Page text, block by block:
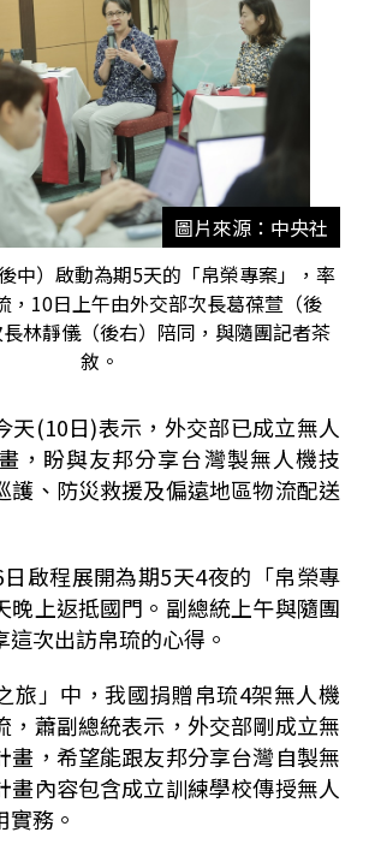
圖片來源：中央社
中）啟動為期5天的「帛榮專案」，率
，10日上午由外交部次長葛葆萱（後
林靜儀（後右）陪同，與隨團記者茶
敘。
天(10日)表示，外交部已成立無人
，盼與友邦分享台灣製無人機技
護、防災救援及偏遠地區物流配送
啟程展開為期5天4夜的「帛榮專
晚上返抵國門。副總統上午與隨團
次出訪帛琉的心得。
旅」中，我國捐贈帛琉4架無人機
，蕭副總統表示，外交部剛成立無
畫，希望能跟友邦分享台灣自製無
畫內容包含成立訓練學校傳授無人
務。